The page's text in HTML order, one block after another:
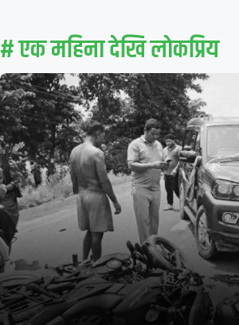
# एक महिना देखि लाेकप्रिय